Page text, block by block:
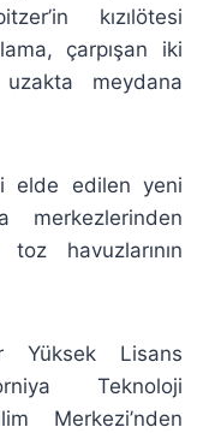
kızılötesi
çarpışan iki
uzakta meydana
elde edilen yeni
merkezlerinden
havuzlarının
Yüksek Lisans
Teknoloji
Merkezi’nden